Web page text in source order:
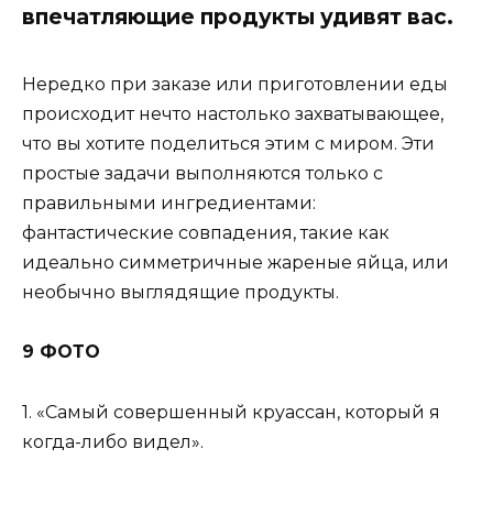
впечатляющие продукты удивят вас.
Нередко при заказе или приготовлении еды
происходит нечто настолько захватывающее,
что вы хотите поделиться этим с миром. Эти
простые задачи выполняются только с
правильными ингредиентами:
фантастические совпадения, такие как
идеально симметричные жареные яйца, или
необычно выглядящие продукты.
9 ФОТО
1. «Самый совершенный круассан, который я
когда-либо видел».